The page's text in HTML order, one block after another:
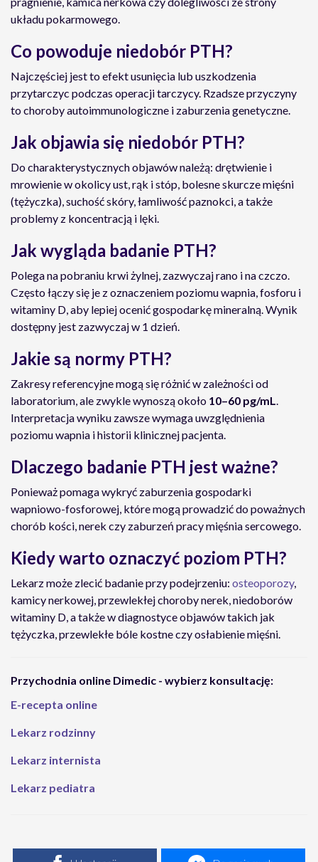
układu pokarmowego.
Co powoduje niedobór PTH?
Najczęściej jest to efekt usunięcia lub uszkodzenia
przytarczyc podczas operacji tarczycy. Rzadsze przyczyny
to choroby autoimmunologiczne i zaburzenia genetyczne.
Jak objawia się niedobór PTH?
Do charakterystycznych objawów należą: drętwienie i
mrowienie w okolicy ust, rąk i stóp, bolesne skurcze mięśni
(tężyczka), suchość skóry, łamliwość paznokci, a także
problemy z koncentracją i lęki.
Jak wygląda badanie PTH?
Polega na pobraniu krwi żylnej, zazwyczaj rano i na czczo.
Często łączy się je z oznaczeniem poziomu wapnia, fosforu i
witaminy D, aby lepiej ocenić gospodarkę mineralną. Wynik
dostępny jest zazwyczaj w 1 dzień.
Jakie są normy PTH?
Zakresy referencyjne mogą się różnić w zależności od
laboratorium, ale zwykle wynoszą około 10–60 pg/mL.
Interpretacja wyniku zawsze wymaga uwzględnienia
poziomu wapnia i historii klinicznej pacjenta.
Dlaczego badanie PTH jest ważne?
Ponieważ pomaga wykryć zaburzenia gospodarki
wapniowo-fosforowej, które mogą prowadzić do poważnych
chorób kości, nerek czy zaburzeń pracy mięśnia sercowego.
Kiedy warto oznaczyć poziom PTH?
Lekarz może zlecić badanie przy podejrzeniu: osteoporozy,
kamicy nerkowej, przewlekłej choroby nerek, niedoborów
witaminy D, a także w diagnostyce objawów takich jak
tężyczka, przewlekłe bóle kostne czy osłabienie mięśni.
Przychodnia online Dimedic - wybierz konsultację:
E-recepta online
Lekarz rodzinny
Lekarz internista
Lekarz pediatra